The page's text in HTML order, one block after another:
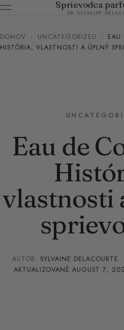
Sprievodca
OD SYLVAINE
DOMOV › UNCATEGORIZED ›
HISTÓRIA, VLASTNOSTI A ÚPLNÝ
Eau de
vlastnosti
AUTOR: SYLVAINE DELACOURTE
AKTUALIZOVANÉAUGUST 7,